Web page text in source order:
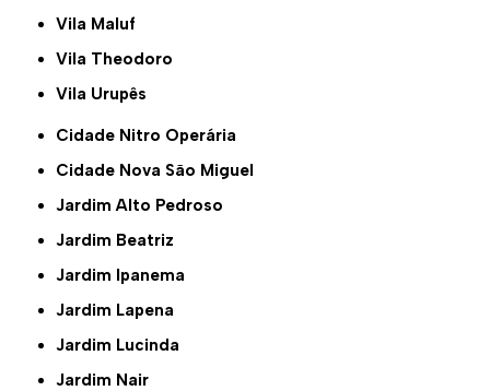
Vila Maluf
Vila Theodoro
Vila Urupês
Cidade Nitro Operária
Cidade Nova São Miguel
Jardim Alto Pedroso
Jardim Beatriz
Jardim Ipanema
Jardim Lapena
Jardim Lucinda
Jardim Nair